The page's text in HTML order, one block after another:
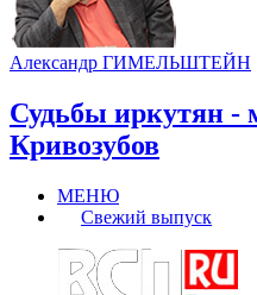
Александр ГИМЕЛЬШТЕЙН
Судьбы иркутян -
Кривозубов
МЕНЮ
Свежий выпуск